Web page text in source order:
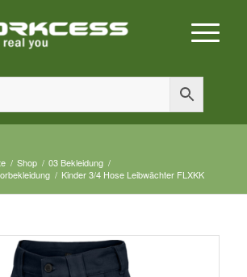
/ Shop / 03 Bekleidung /
/ Kinder 3/4 Hose Leibwächter FLXKK